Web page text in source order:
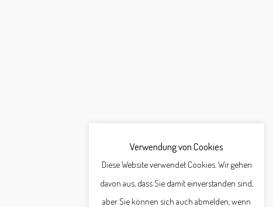
Verwendung von Cookies
Diese Website verwendet Cookies. Wir gehen
davon aus, dass Sie damit einverstanden sind,
aber Sie können sich auch abmelden, wenn